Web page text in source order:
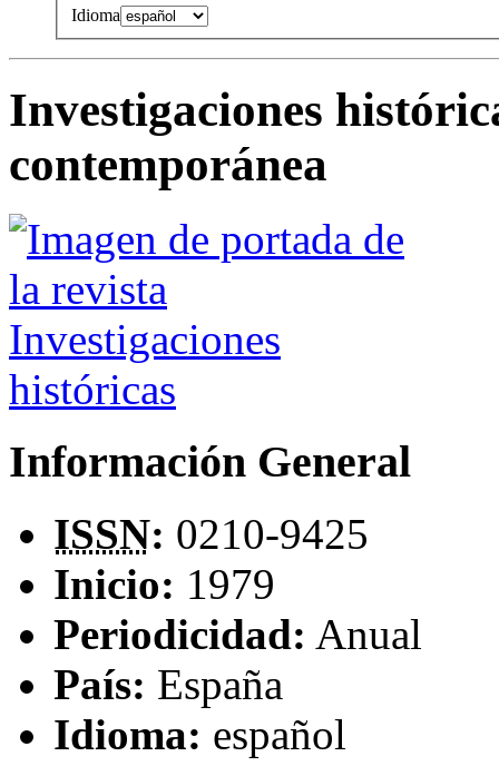
Idioma
Investigaciones
contemporánea
Información General
ISSN: 0210-9425
Inicio: 1979
Periodicidad: Anual
País: España
Idioma: español